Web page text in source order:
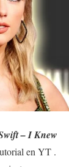
– I Knew
en YT .